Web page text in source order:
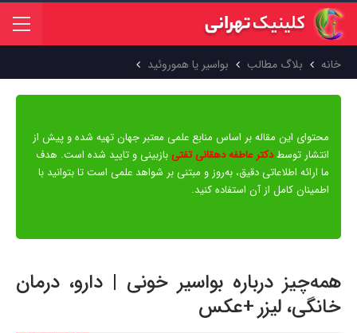
خانه بلاگ مطالب بواسیر یا هموروئید
محتوای این مقاله بر اساس منابع علمی معتبر جهان تهیه شده و پیش از
انتشار توسطدکتر عاطفه دهقانی تفتی بازبینی و تایید شده است. هدف
ما ارائه اطلاعاتی دقیق، به‌روز و مبتنی بر شواهد علمی است تا بتوانید با
اطمینان کامل از آن استفاده کنید.
همه‌چیز درباره بواسیر خونی | دارو، درمان
خانگی، لیزر +عکس